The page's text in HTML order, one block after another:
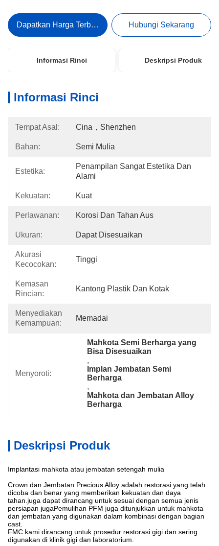
Dapatkan Harga Terbaik Hubungi Sekarang
Informasi Rinci Deskripsi Produk
Informasi Rinci
Tempat Asal: Cina，Shenzhen
Bahan: Semi Mulia
Estetika:
Penampilan Sangat Estetika Dan
Alami
Kekuatan: Kuat
Perlawanan: Korosi Dan Tahan Aus
Ukuran: Dapat Disesuaikan
Akurasi
Kecocokan:
Tinggi
Kemasan
Rincian:
Kantong Plastik Dan Kotak
Menyediakan
Kemampuan:
Memadai
Menyoroti:
Mahkota Semi Berharga yang
Bisa Disesuaikan
,
Implan Jembatan Semi
Berharga
,
Mahkota dan Jembatan Alloy
Berharga
Deskripsi Produk
Implantasi mahkota atau jembatan setengah mulia
Crown dan Jembatan Precious Alloy adalah restorasi yang telah
dicoba dan benar yang memberikan kekuatan dan daya
tahan.juga dapat dirancang untuk sesuai dengan semua jenis
persiapan jugaPemulihan PFM juga ditunjukkan untuk mahkota
dan jembatan yang digunakan dalam kombinasi dengan bagian
cast.
FMC kami dirancang untuk prosedur restorasi gigi dan sering
digunakan di klinik gigi dan laboratorium.